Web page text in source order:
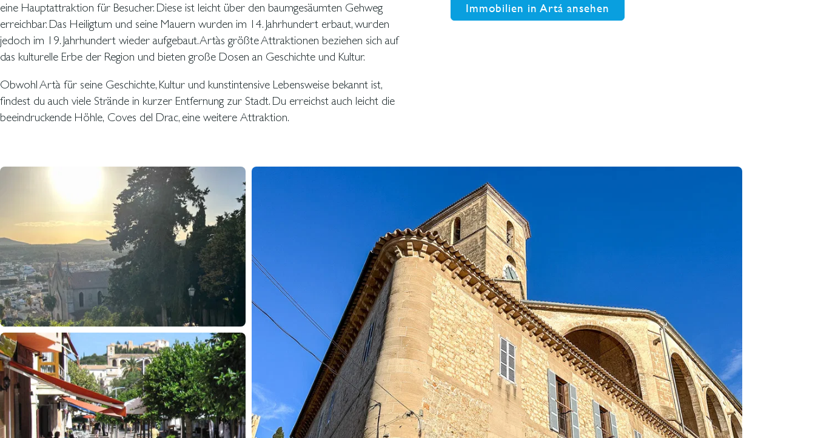
eine Hauptattraktion für Besucher. Diese ist leicht über den baumgesäumten Gehweg
erreichbar. Das Heiligtum und seine Mauern wurden im 14. Jahrhundert erbaut, wurden
jedoch im 19. Jahrhundert wieder aufgebaut. Artàs größte Attraktionen beziehen sich auf
das kulturelle Erbe der Region und bieten große Dosen an Geschichte und Kultur.
Obwohl Artà für seine Geschichte, Kultur und kunstintensive Lebensweise bekannt ist,
findest du auch viele Strände in kurzer Entfernung zur Stadt. Du erreichst auch leicht die
beeindruckende Höhle, Coves del Drac, eine weitere Attraktion.
Immobilien in Artá ansehen